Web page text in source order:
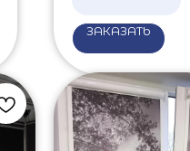
ЗАКАЗАТЬ